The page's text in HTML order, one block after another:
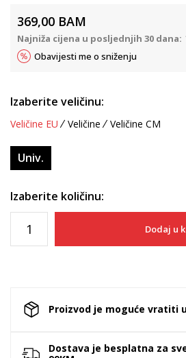
369,00 BAM
Najniža cijena u posljednjih 30 dana:
Obavijesti me o sniženju
Izaberite veličinu:
Veličine EU Veličine Veličine CM
Univ.
Izaberite količinu:
Dodaj u
Proizvod je moguće vratiti
Dostava je besplatna za